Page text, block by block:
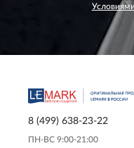
8 (499) 638-23-22
ПН-ВС 9:00-21:00